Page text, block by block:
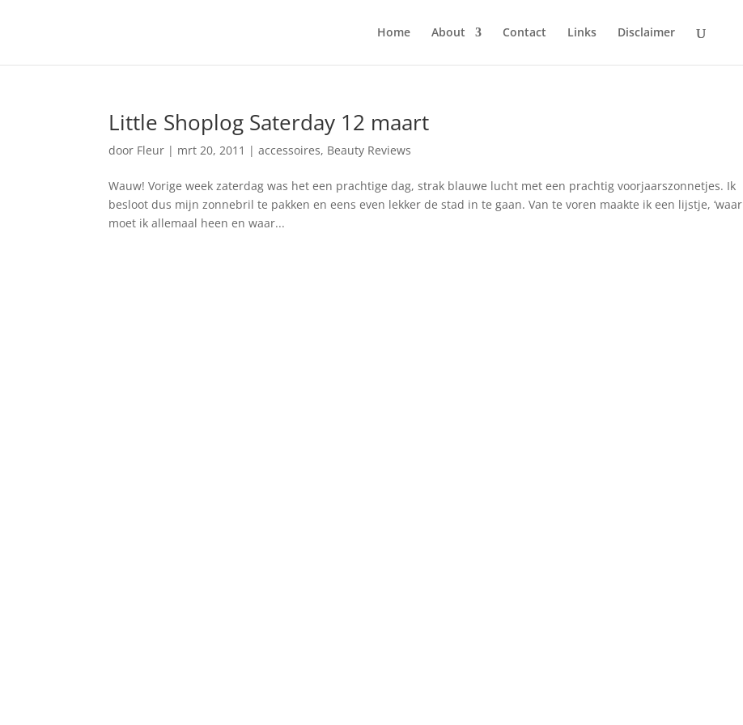
Home About Contact Links Disclaimer
Little Shoplog Saterday 12 maart
door Fleur | mrt 20, 2011 |accessoires, Beauty Reviews
Wauw! Vorige week zaterdag was het een prachtige dag, strak blauwe lucht met een prachtig voorjaarszonnetjes. Ik
besloot dus mijn zonnebril te pakken en eens even lekker de stad in te gaan. Van te voren maakte ik een lijstje, ‘waar
moet ik allemaal heen en waar...